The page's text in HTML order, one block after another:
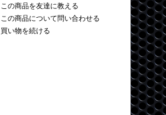
この商品を友達に教える
この商品について問い合わせる
買い物を続ける